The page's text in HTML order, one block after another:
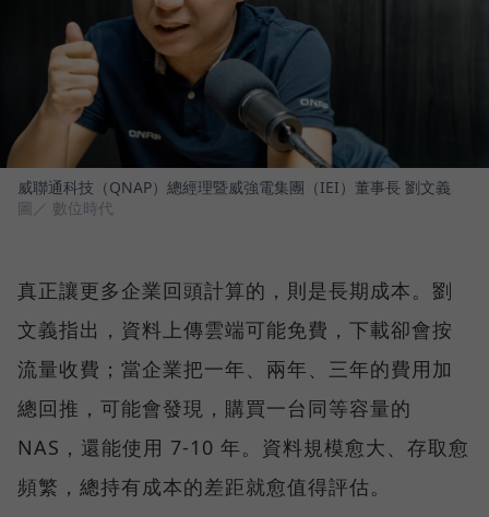
威聯通科技（QNAP）總經理暨威強電集團（IEI）董事長 劉文義
圖／ 數位時代
真正讓更多企業回頭計算的，則是長期成本。劉
文義指出，資料上傳雲端可能免費，下載卻會按
流量收費；當企業把一年、兩年、三年的費用加
總回推，可能會發現，購買一台同等容量的
NAS，還能使用 7-10 年。資料規模愈大、存取愈
頻繁，總持有成本的差距就愈值得評估。